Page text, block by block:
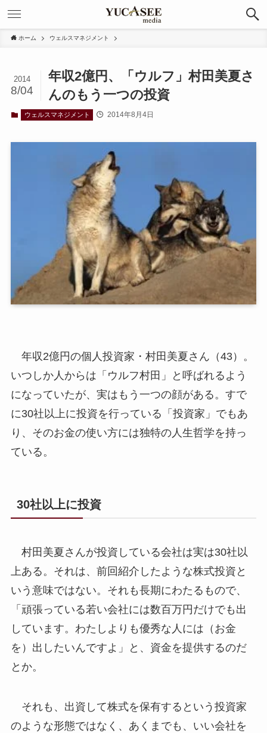
ホーム ウェルスマネジメント
年収2億円、「ウルフ」村田美夏さ
んのもう一つの投資
2014
8/04
ウェルスマネジメント 2014年8月4日
年収2億円の個人投資家・村田美夏さん（43）。
いつしか人からは「ウルフ村田」と呼ばれるよう
になっていたが、実はもう一つの顔がある。すで
に30社以上に投資を行っている「投資家」でもあ
り、そのお金の使い方には独特の人生哲学を持っ
ている。
30社以上に投資
村田美夏さんが投資している会社は実は30社以
上ある。それは、前回紹介したような株式投資と
いう意味ではない。それも長期にわたるもので、
「頑張っている若い会社には数百万円だけでも出
しています。わたしよりも優秀な人には（お金
を）出したいんですよ」と、資金を提供するのだ
とか。
それも、出資して株式を保有するという投資家
のような形態ではなく、あくまでも、いい会社を